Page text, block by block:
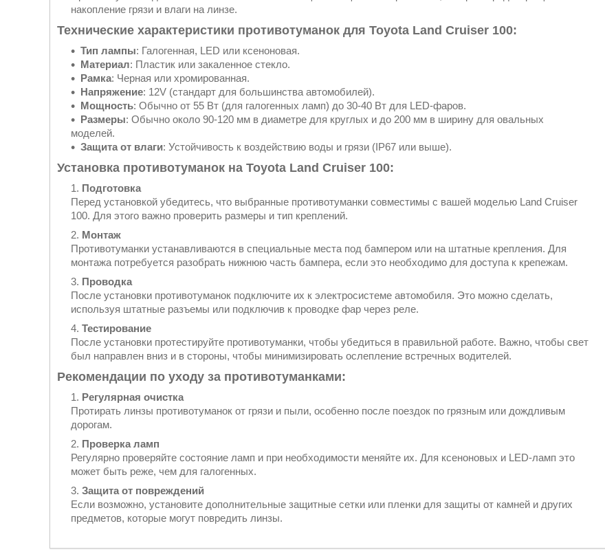
накопление грязи и влаги на линзе.
Технические характеристики противотуманок для Toyota Land Cruiser 100:
Тип лампы: Галогенная, LED или ксеноновая.
Материал: Пластик или закаленное стекло.
Рамка: Черная или хромированная.
Напряжение: 12V (стандарт для большинства автомобилей).
Мощность: Обычно от 55 Вт (для галогенных ламп) до 30-40 Вт для LED-фаров.
Размеры: Обычно около 90-120 мм в диаметре для круглых и до 200 мм в ширину для овальных
моделей.
Защита от влаги: Устойчивость к воздействию воды и грязи (IP67 или выше).
Установка противотуманок на Toyota Land Cruiser 100:
Подготовка
Перед установкой убедитесь, что выбранные противотуманки совместимы с вашей моделью Land Cruiser
100. Для этого важно проверить размеры и тип креплений.
Монтаж
Противотуманки устанавливаются в специальные места под бампером или на штатные крепления. Для
монтажа потребуется разобрать нижнюю часть бампера, если это необходимо для доступа к крепежам.
Проводка
После установки противотуманок подключите их к электросистеме автомобиля. Это можно сделать,
используя штатные разъемы или подключив к проводке фар через реле.
Тестирование
После установки протестируйте противотуманки, чтобы убедиться в правильной работе. Важно, чтобы свет
был направлен вниз и в стороны, чтобы минимизировать ослепление встречных водителей.
Рекомендации по уходу за противотуманками:
Регулярная очистка
Протирать линзы противотуманок от грязи и пыли, особенно после поездок по грязным или дождливым
дорогам.
Проверка ламп
Регулярно проверяйте состояние ламп и при необходимости меняйте их. Для ксеноновых и LED-ламп это
может быть реже, чем для галогенных.
Защита от повреждений
Если возможно, установите дополнительные защитные сетки или пленки для защиты от камней и других
предметов, которые могут повредить линзы.